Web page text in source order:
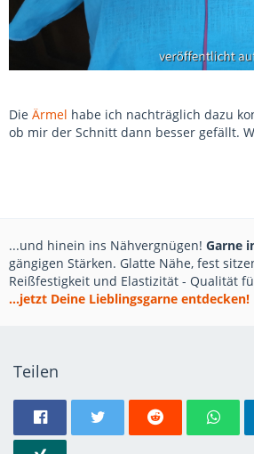
Die Ärmel habe ich nachträglich dazu
ob mir der Schnitt dann besser gefällt.
...und hinein ins Nähvergnügen! Garne
gängigen Stärken. Glatte Nähe, fest
Reißfestigkeit und Elastizität - Qualität
...jetzt Deine Lieblingsgarne entdecken!
Teilen